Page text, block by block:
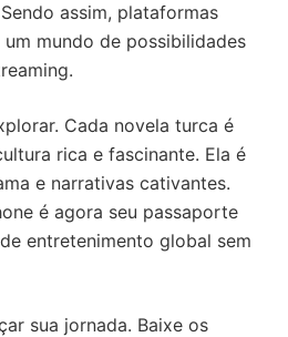
assim, plataformas
mundo de possibilidades
Cada novela turca é
rica e fascinante. Ela é
e narrativas cativantes.
é agora seu passaporte
entretenimento global sem
sua jornada. Baixe os